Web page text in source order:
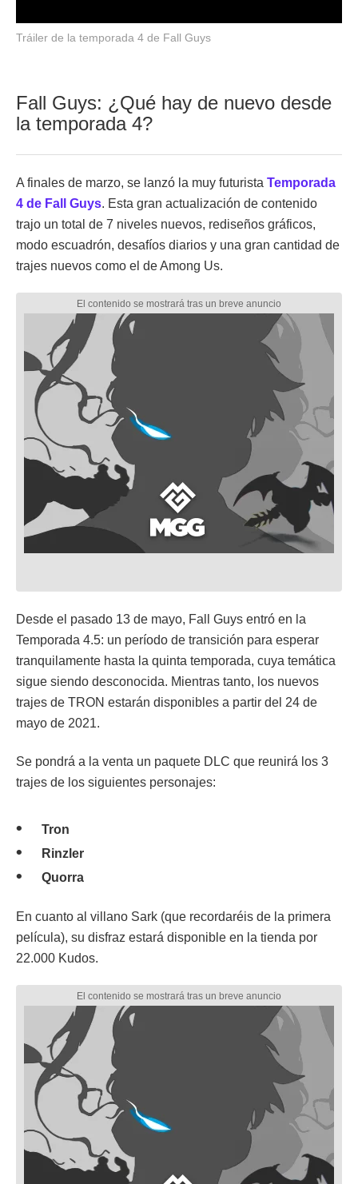
Tráiler de la temporada 4 de Fall Guys
Fall Guys: ¿Qué hay de nuevo desde
la temporada 4?
A finales de marzo, se lanzó la muy futurista Temporada
4 de Fall Guys. Esta gran actualización de contenido
trajo un total de 7 niveles nuevos, rediseños gráficos,
modo escuadrón, desafíos diarios y una gran cantidad de
trajes nuevos como el de Among Us.
Desde el pasado 13 de mayo, Fall Guys entró en la
Temporada 4.5: un período de transición para esperar
tranquilamente hasta la quinta temporada, cuya temática
sigue siendo desconocida. Mientras tanto, los nuevos
trajes de TRON estarán disponibles a partir del 24 de
mayo de 2021.
Se pondrá a la venta un paquete DLC que reunirá los 3
trajes de los siguientes personajes:
Tron
Rinzler
Quorra
En cuanto al villano Sark (que recordaréis de la primera
película), su disfraz estará disponible en la tienda por
22.000 Kudos.